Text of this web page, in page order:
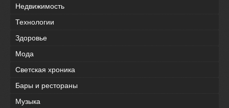
Недвижимость
Технологии
Здоровье
Мода
Светская хроника
Бары и рестораны
Музыка